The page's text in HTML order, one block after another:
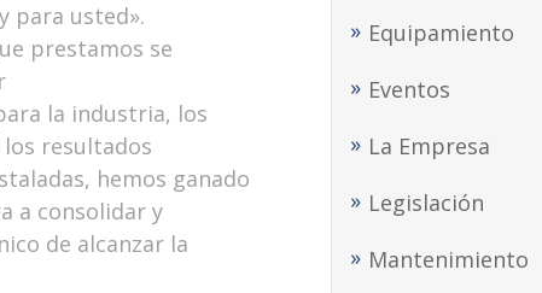
Equipamiento
Eventos
La Empresa
Legislación
Mantenimiento
para usted».
prestamos se
la industria, los
resultados
hemos ganado
a consolidar y
de alcanzar la